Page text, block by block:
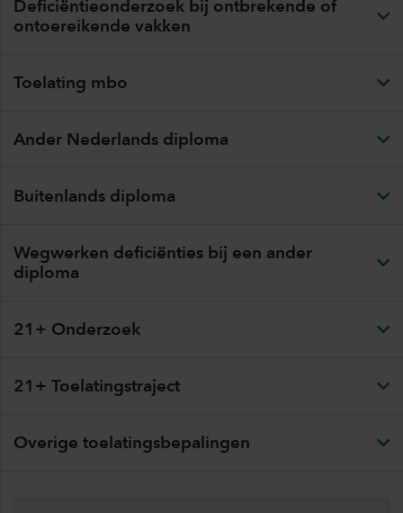
Deficiëntieonderzoek bij ontbrekende of
ontoereikende vakken
Toelating mbo
Ander Nederlands diploma
Buitenlands diploma
Wegwerken deficiënties bij een ander
diploma
21+ Onderzoek
21+ Toelatingstraject
Overige toelatingsbepalingen